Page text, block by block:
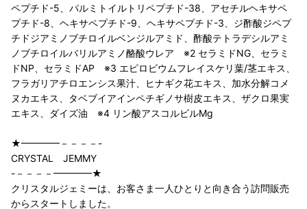
ペプチド-5、パルミトイルトリペプチド-38、アセチルヘキサペ
プチド-8、ヘキサペプチド-9、ヘキサペプチド-3、ジ酢酸ジペプ
チドジアミノブチロイルベンジルアミド、酢酸テトラデシルアミ
ノブチロイルバリルアミノ酪酸ウレア ※2 セラミドNG、セラミ
ドNP、セラミドAP ※3 エピロビウムフレイスケリ葉/茎エキス、
フラガリアチロエンシス果汁、ヒナギク花エキス、加水分解コメ
ヌカエキス、タベブイアインペチギノサ樹皮エキス、ザクロ果実
エキス、ダイズ油 ※4 リン酸アスコルビルMg
★━━━━－－－－-
CRYSTAL JEMMY
-－－－－━━━━★
クリスタルジェミーは、お客さま一人ひとりと向き合う訪問販売
からスタートしました。